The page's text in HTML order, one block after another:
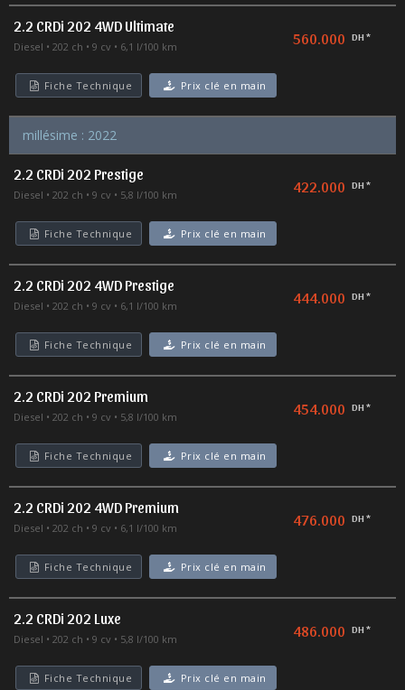
2.2 CRDi 202 4WD Ultimate
Diesel 202 ch 9 cv 6,1 l/100 km 560.000 DH *
Fiche Technique Prix clé en main
millésime : 2022
2.2 CRDi 202 Prestige
Diesel 202 ch 9 cv 5,8 l/100 km 422.000 DH *
Fiche Technique Prix clé en main
2.2 CRDi 202 4WD Prestige
Diesel 202 ch 9 cv 6,1 l/100 km 444.000 DH *
Fiche Technique Prix clé en main
2.2 CRDi 202 Premium
Diesel 202 ch 9 cv 5,8 l/100 km 454.000 DH *
Fiche Technique Prix clé en main
2.2 CRDi 202 4WD Premium
Diesel 202 ch 9 cv 6,1 l/100 km 476.000 DH *
Fiche Technique Prix clé en main
2.2 CRDi 202 Luxe
Diesel 202 ch 9 cv 5,8 l/100 km 486.000 DH *
Fiche Technique Prix clé en main